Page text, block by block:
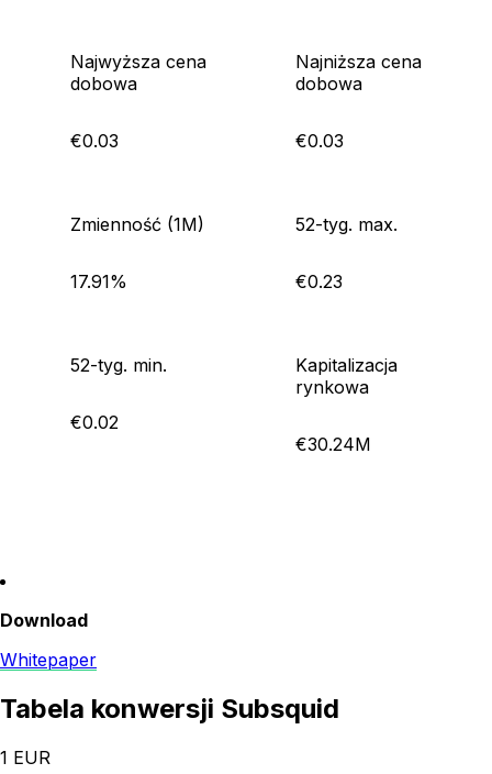
Najwyższa cena
dobowa
€0.03
Najniższa cena
dobowa
€0.03
Zmienność (1M)
17.91%
52-tyg. max.
€0.23
52-tyg. min.
€0.02
Kapitalizacja
rynkowa
€30.24M
Download
Whitepaper
Tabela konwersji Subsquid
1 EUR